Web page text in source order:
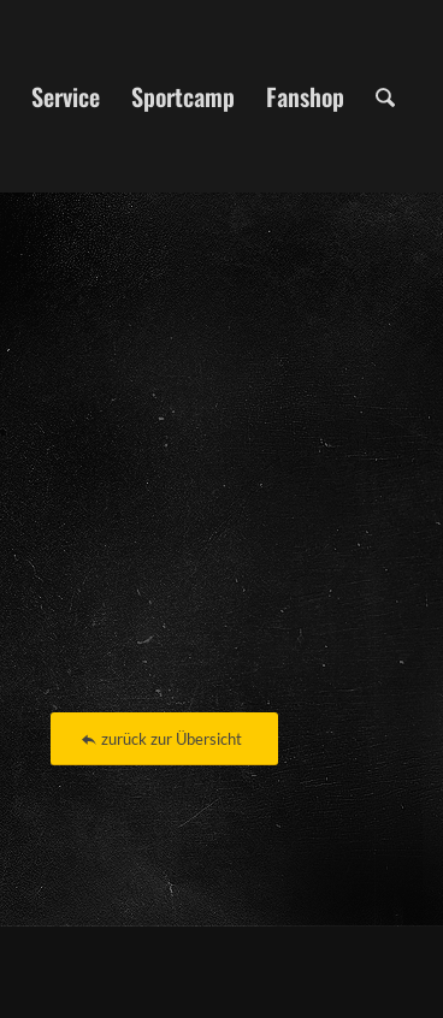
Service Sportcamp Fanshop
zurück zur Übersicht